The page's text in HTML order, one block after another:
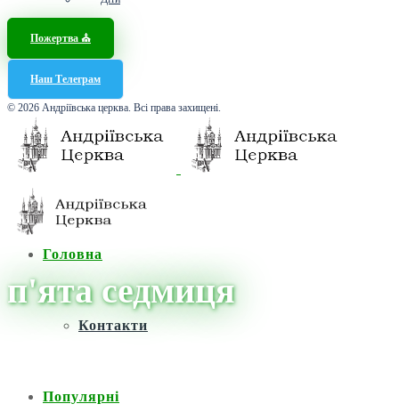
Пожертва ⛪️
Наш Телеграм
© 2026 Андріївська церква. Всі права захищені.
Головна
Контакти
Популярні
п'ята седмиця